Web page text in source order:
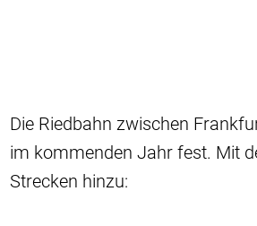
Die Riedbahn zwischen
im kommenden Jahr fest. Mit
Strecken hinzu: